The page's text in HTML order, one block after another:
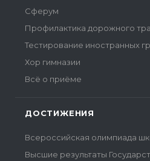
Сферум
Профилактика дорожного
Тестирование иностранных
Хор гимназии
Всё о приёме
ДОСТИЖЕНИЯ
Всероссийская олимпиада
Высшие результаты